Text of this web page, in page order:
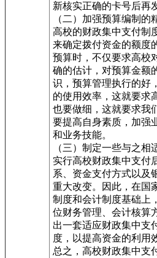
新核实正确的卡号后再
（二）加强预算编制的
高校的财政集中支付制
来确定拨付资金的额度
预算时，不仅要求高校
确的估计，对预算金额
识，预算管理执行的好
的使用效率，这就要求
也要做细，这就要求我
要提高自身素质，加强
和业务技能。
（三）制定一些与之
实行高校财政集中支付
系、资金支付方式以及
重大改变。因此，在国
制度和会计制度基础上
位财务管理、会计核算
出一套适应财政集中支
度，以提高资金的利用
总之，高校财政集中支